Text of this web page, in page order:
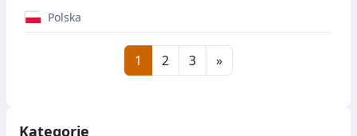
Polska
1 2 3 »
Kategorie